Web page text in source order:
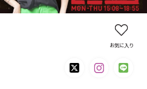
お気に入り